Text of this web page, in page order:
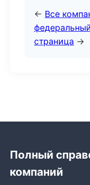
← Все
страница →
Полный
компаний